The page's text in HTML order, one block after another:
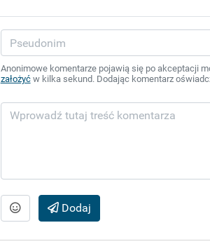
Anonimowe komentarze pojawią się po akceptacji
założyćw kilka sekund. Dodając komentarz
Dodaj